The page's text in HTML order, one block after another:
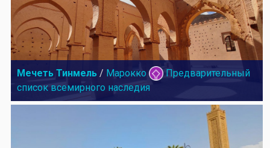
Мечеть Тинмель / Марокко
Предварительный
список всемирного наследия